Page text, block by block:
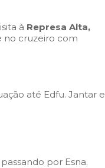
à Represa Alta,
no cruzeiro com
até Edfu. Jantar e
por Esna.